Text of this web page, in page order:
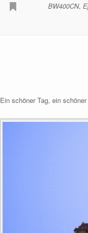
BW400CN,
Ein schöner Tag, ein